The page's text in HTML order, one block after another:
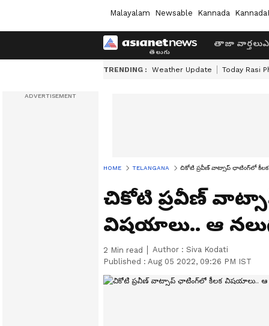
Malayalam Newsable Kannada
తాజా వార్తలు
TRENDING : Weather Update Today Rasi
HOME TELANGANA చికోటి ప్రవీణ్ వాట్సాప్ ఛాటింగ్‌లో కీలక
చికోటి ప్రవీణ్
విషయాలు.. ఆ
2 Min read Author : Siva Kodati
Published : Aug 05 2022, 09:26 PM IST